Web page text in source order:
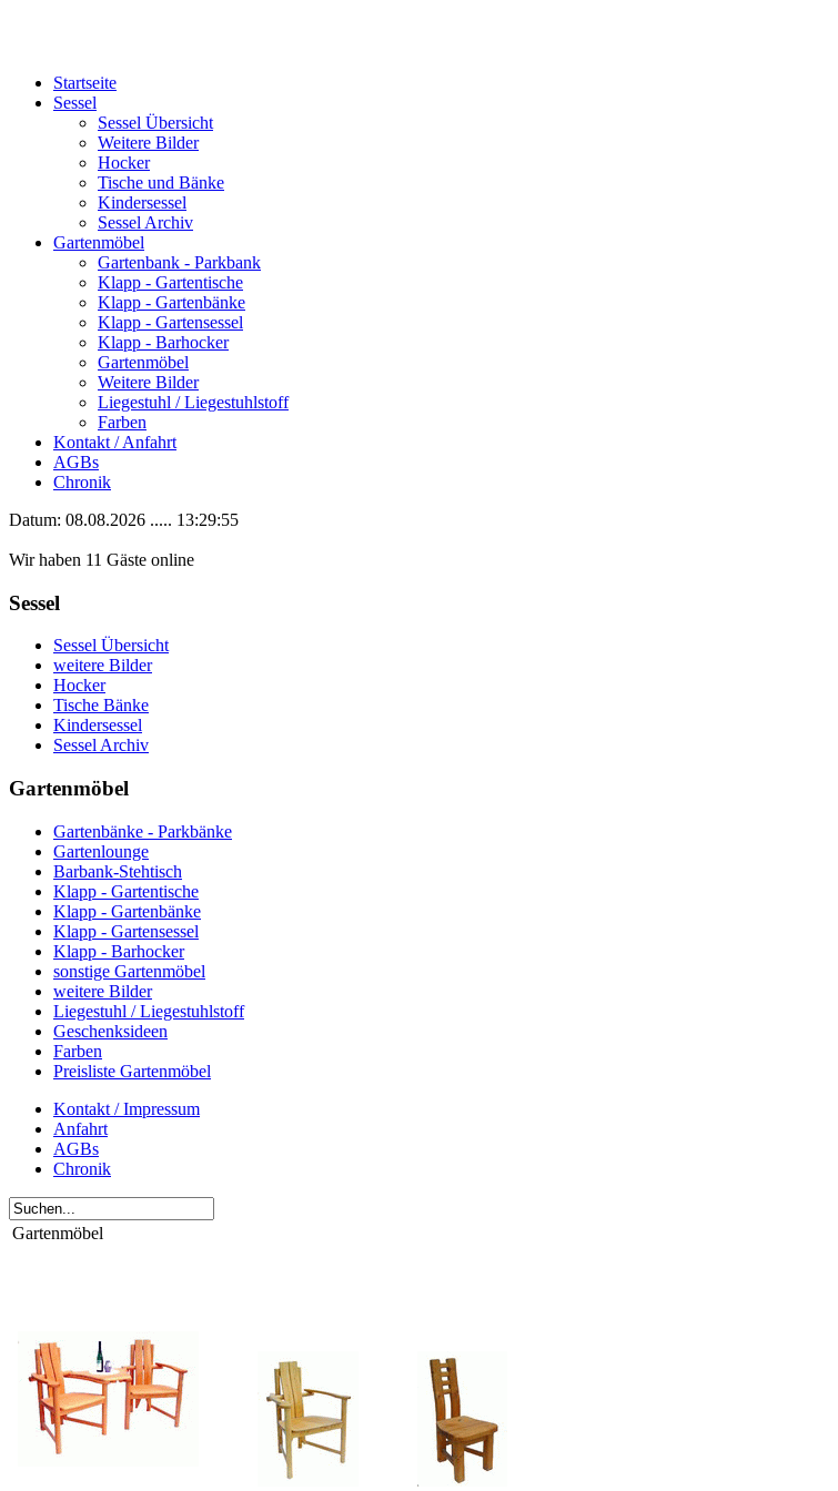
Startseite
Sessel
Sessel Übersicht
Weitere Bilder
Hocker
Tische und Bänke
Kindersessel
Sessel Archiv
Gartenmöbel
Gartenbank - Parkbank
Klapp - Gartentische
Klapp - Gartenbänke
Klapp - Gartensessel
Klapp - Barhocker
Gartenmöbel
Weitere Bilder
Liegestuhl / Liegestuhlstoff
Farben
Kontakt / Anfahrt
AGBs
Chronik
Datum: 08.08.2026 ..... 13:29:55
Wir haben 11 Gäste online
Sessel
Sessel Übersicht
weitere Bilder
Hocker
Tische Bänke
Kindersessel
Sessel Archiv
Gartenmöbel
Gartenbänke - Parkbänke
Gartenlounge
Barbank-Stehtisch
Klapp - Gartentische
Klapp - Gartenbänke
Klapp - Gartensessel
Klapp - Barhocker
sonstige Gartenmöbel
weitere Bilder
Liegestuhl / Liegestuhlstoff
Geschenksideen
Farben
Preisliste Gartenmöbel
Kontakt / Impressum
Anfahrt
AGBs
Chronik
Gartenmöbel